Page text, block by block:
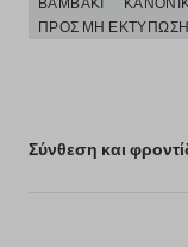
ΠΡΟΣ ΜΗ ΕΚΤΎΠΩΣΗ
Σύνθεση και